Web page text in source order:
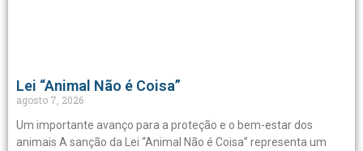
Lei “Animal Não é Coisa”
agosto 7, 2026
Um importante avanço para a proteção e o bem-estar dos
animais A sanção da Lei “Animal Não é Coisa” representa um